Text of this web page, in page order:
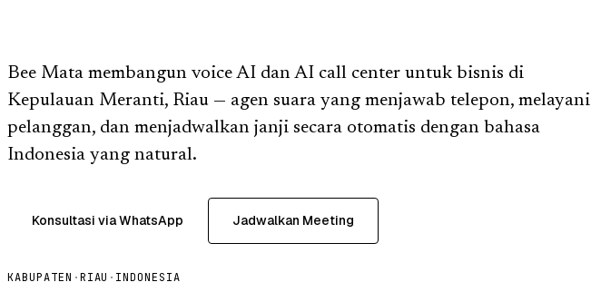
Bee Mata membangun voice AI dan AI call center untuk bisnis di
Kepulauan Meranti, Riau — agen suara yang menjawab telepon, melayani
pelanggan, dan menjadwalkan janji secara otomatis dengan bahasa
Indonesia yang natural.
Konsultasi via WhatsApp Jadwalkan Meeting
KABUPATEN ·RIAU · INDONESIA